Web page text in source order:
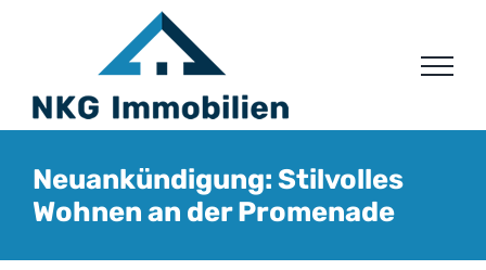
Neuankündigung: Stilvolles
Wohnen an der Promenade